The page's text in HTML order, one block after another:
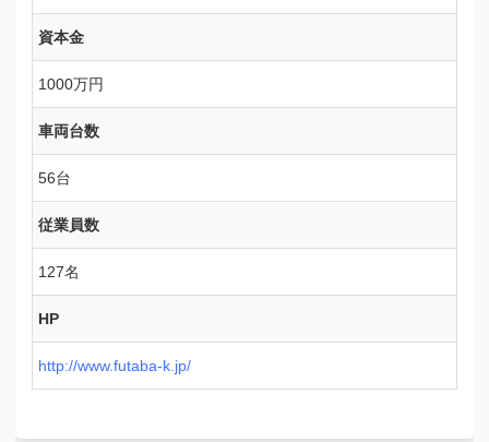
資本金
1000万円
車両台数
56台
従業員数
127名
HP
http://www.futaba-k.jp/